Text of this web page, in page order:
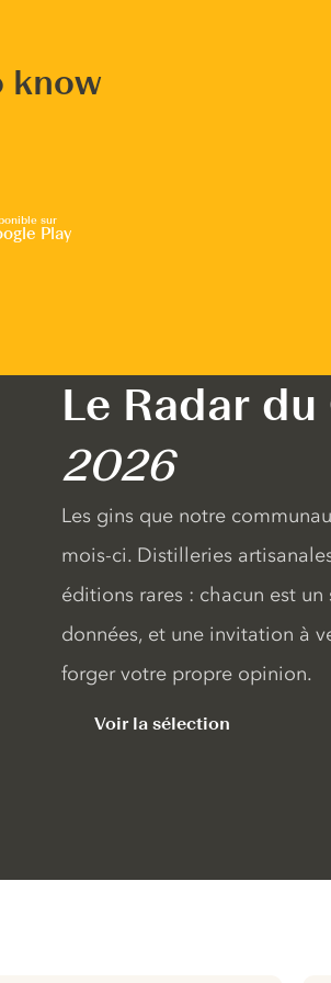
know
sur
Play
Le Radar du
2026
Les gins que notre
mois-ci. Distilleries
éditions rares : chacun est un
données, et une invitation à
forger votre propre opinion.
Voir la sélection